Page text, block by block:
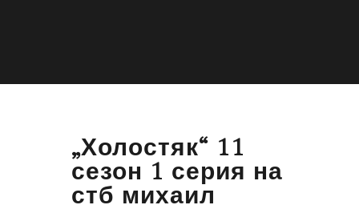
„Холостяк“ 11
сезон 1 серия на
стб михаил